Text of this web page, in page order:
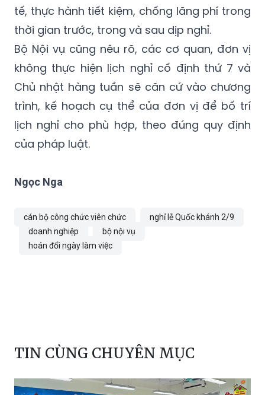
tế, thực hành tiết kiệm, chống lãng phí trong
thời gian trước, trong và sau dịp nghỉ.
Bộ Nội vụ cũng nêu rõ, các cơ quan, đơn vị
không thực hiện lịch nghỉ cố định thứ 7 và
Chủ nhật hàng tuần sẽ căn cứ vào chương
trình, kế hoạch cụ thể của đơn vị để bố trí
lịch nghỉ cho phù hợp, theo đúng quy định
của pháp luật.
Ngọc Nga
cán bộ công chức viên chức
nghỉ lễ Quốc khánh 2/9
doanh nghiệp
bộ nội vụ
hoán đổi ngày làm việc
TIN CÙNG CHUYÊN MỤC